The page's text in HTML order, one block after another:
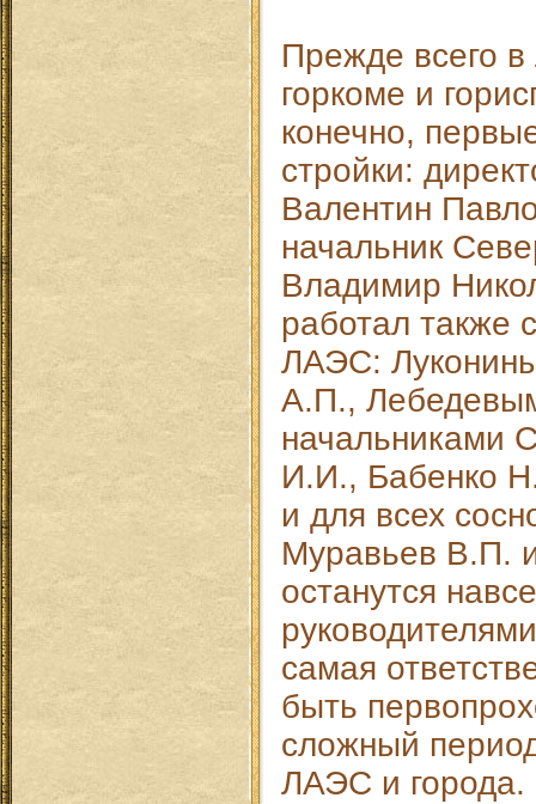
Прежде всего
горкоме и
конечно,
стройки:
Валентин
начальник
Владимир
работал также
ЛАЭС:
А.П.,
начальниками
И.И., Бабенко
и для всех
Муравьев В.П.
останутся
самая
быть
сложный
ЛАЭС и города.